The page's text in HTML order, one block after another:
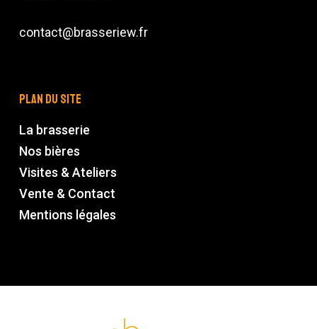
contact@brasseriew.fr
Plan du site
La brasserie
Nos bières
Visites & Ateliers
Vente & Contact
Mentions légales